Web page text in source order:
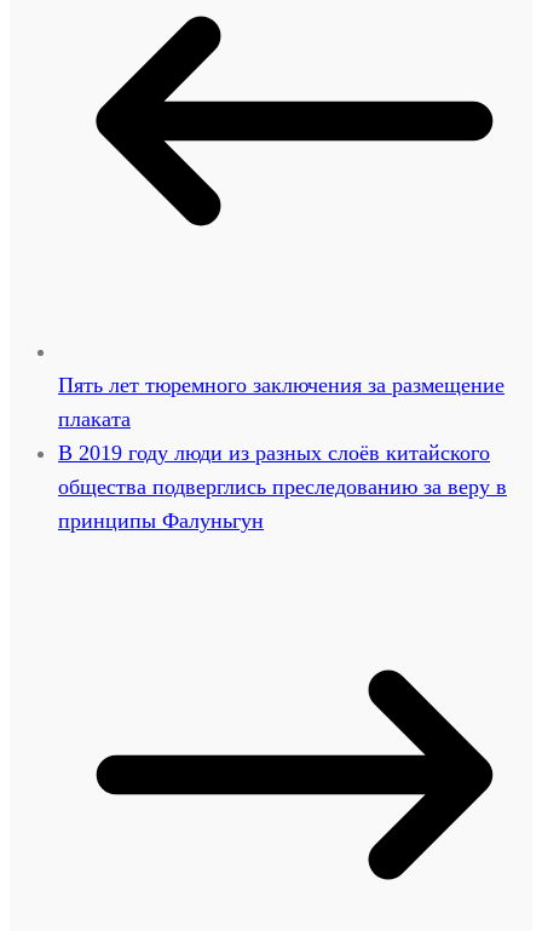
Пять лет тюремного заключения за размещение
плаката
В 2019 году люди из разных слоёв китайского
общества подверглись преследованию за веру в
принципы Фалуньгун